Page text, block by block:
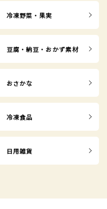
冷凍野菜・果実
豆腐・納豆・おかず素材
おさかな
冷凍食品
日用雑貨